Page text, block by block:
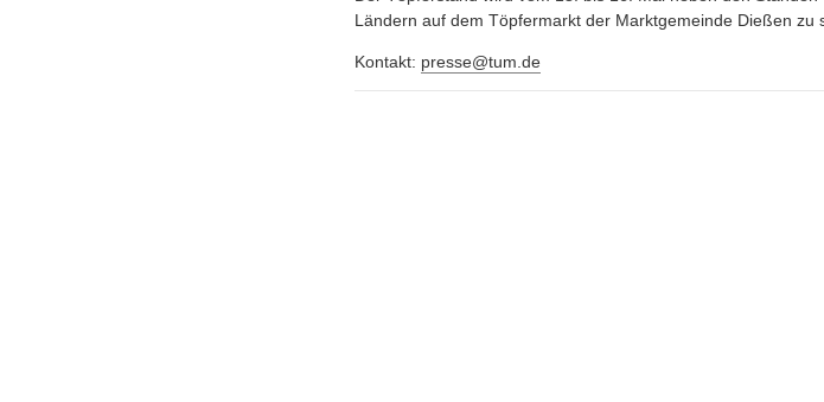
Ländern auf dem Töpfermarkt der Marktgemeinde Dießen zu
Kontakt: presse@tum.de